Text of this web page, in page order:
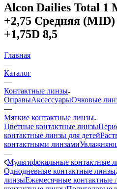
Alcon Dailies Total 1
+2,75 Средняя (MID)
+1,75D 8,5
Главная
—
Каталог
—
Контактные линзы
ОправыАксессуарыОчковые
—
Мягкие контактные линзы
Цветные контактные линзы
контактные линзы для детей
контактными линзами
—
Мультифокальные контактные
Однодневные контактные линзы
линзыЕжемесячные контактные